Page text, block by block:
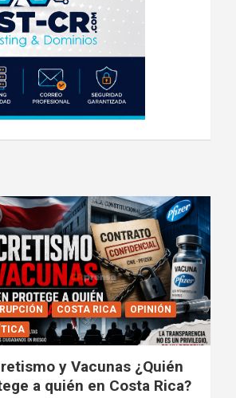
COSTA RICA
OPINIÓN
y Vacunas ¿Quién
a quién en Costa Rica?